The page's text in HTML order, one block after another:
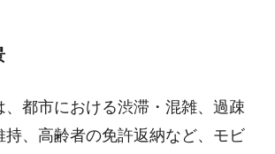
都市における渋滞・混雑、過疎
持、高齢者の免許返納など、モビ